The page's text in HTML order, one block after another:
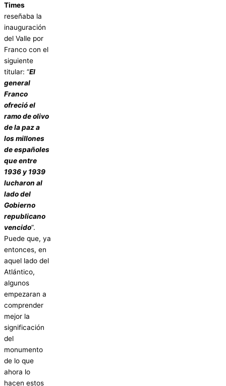
Times
reseñaba la
inauguración
del Valle por
Franco con el
siguiente
titular: “El
general
Franco
ofreció el
ramo de olivo
de la paz a
los millones
de españoles
que entre
1936 y 1939
lucharon al
lado del
Gobierno
republicano
vencido”.
Puede que, ya
entonces, en
aquel lado del
Atlántico,
algunos
empezaran a
comprender
mejor la
significación
del
monumento
de lo que
ahora lo
hacen estos